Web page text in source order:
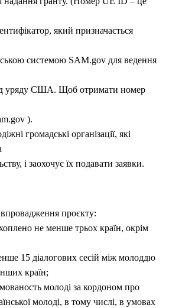
який призначається
системою SAM.gov для ведення
уряду США. Щоб отримати номер
).
громадські організації, які
і заохочує їх подавати заявки.
впровадження проєкту:
не менше трьох країн, окрім
15 діалогових сесій між молоддю
країн;
молоді за кордоном про
молоді, в тому числі, в умовах